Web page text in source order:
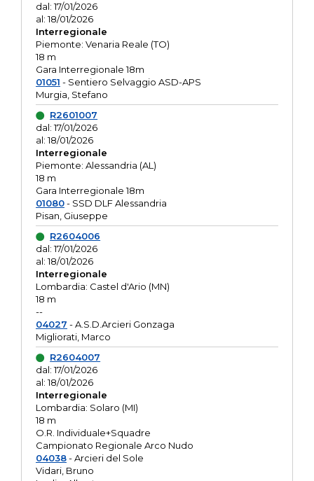
dal: 17/01/2026
al: 18/01/2026
Interregionale
Piemonte: Venaria Reale (TO)
18 m
Gara Interregionale 18m
01051 - Sentiero Selvaggio ASD-APS
Murgia, Stefano
R2601007
dal: 17/01/2026
al: 18/01/2026
Interregionale
Piemonte: Alessandria (AL)
18 m
Gara Interregionale 18m
01080- SSD DLF Alessandria
Pisan, Giuseppe
R2604006
dal: 17/01/2026
al: 18/01/2026
Interregionale
Lombardia: Castel d'Ario (MN)
18 m
--
04027 - A.S.D.Arcieri Gonzaga
Migliorati, Marco
R2604007
dal: 17/01/2026
al: 18/01/2026
Interregionale
Lombardia: Solaro (MI)
18 m
O.R. Individuale+Squadre
Campionato Regionale Arco Nudo
04038- Arcieri del Sole
Vidari, Bruno